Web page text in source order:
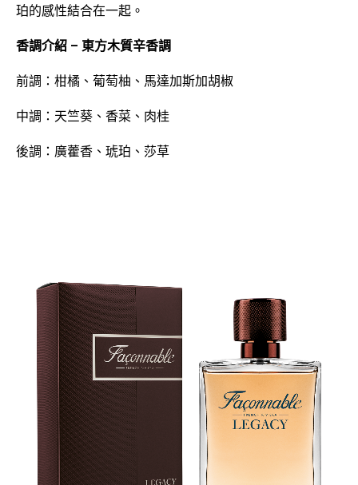
珀的感性結合在一起。
香調介紹 – 東方木質辛香調
前調：柑橘、葡萄柚、馬達加斯加胡椒
中調：天竺葵、香菜、肉桂
後調：廣藿香、琥珀、莎草